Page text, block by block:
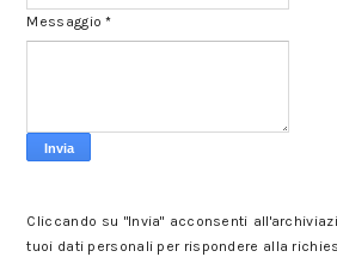
Messaggio*
Cliccando su "Invia" acconsenti
tuoi dati personali per rispondere alla